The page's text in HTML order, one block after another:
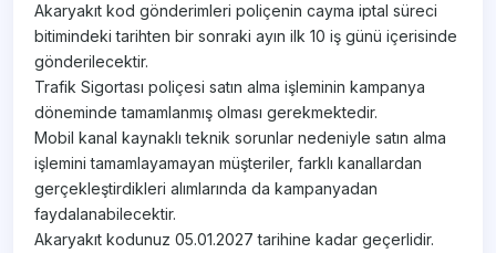
Akaryakıt kod gönderimleri poliçenin cayma iptal süreci
bitimindeki tarihten bir sonraki ayın ilk 10 iş günü içerisinde
gönderilecektir.
Trafik Sigortası poliçesi satın alma işleminin kampanya
döneminde tamamlanmış olması gerekmektedir.
Mobil kanal kaynaklı teknik sorunlar nedeniyle satın alma
işlemini tamamlayamayan müşteriler, farklı kanallardan
gerçekleştirdikleri alımlarında da kampanyadan
faydalanabilecektir.
Akaryakıt kodunuz 05.01.2027 tarihine kadar geçerlidir.